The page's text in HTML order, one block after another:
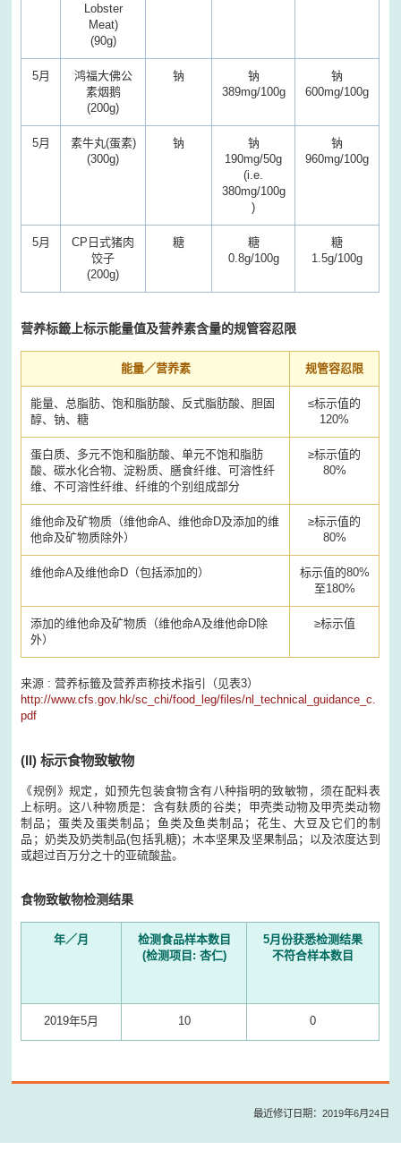
Lobster
Meat)
(90g)
5月
鸿福大佛公
素烟鹅
(200g)
钠
钠
389mg/100g
钠
600mg/100g
5月
素牛丸(蛋素)
(300g)
钠
钠
190mg/50g
(i.e.
380mg/100g
)
钠
960mg/100g
5月
CP日式猪肉
饺子
(200g)
糖
糖
0.8g/100g
糖
1.5g/100g
营养标籤上标示能量值及营养素含量的规管容忍限
能量／营养素 规管容忍限
能量、总脂肪、饱和脂肪酸、反式脂肪酸、胆固
醇、钠、糖
≤标示值的
120%
蛋白质、多元不饱和脂肪酸、单元不饱和脂肪
酸、碳水化合物、淀粉质、膳食纤维、可溶性纤
维、不可溶性纤维、纤维的个别组成部分
≥标示值的
80%
维他命及矿物质（维他命A、维他命D及添加的维
他命及矿物质除外）
≥标示值的
80%
维他命A及维他命D（包括添加的）
标示值的80%
至180%
添加的维他命及矿物质（维他命A及维他命D除
外）
≥标示值
来源 : 营养标籤及营养声称技术指引（见表3）
http://www.cfs.gov.hk/sc_chi/food_leg/files/nl_technical_guidance_c.
pdf
(II)标示食物致敏物
《规例》规定，如预先包装食物含有八种指明的致敏物，须在配料表
上标明。这八种物质是：含有麸质的谷类；甲壳类动物及甲壳类动物
制品；蛋类及蛋类制品；鱼类及鱼类制品；花生、大豆及它们的制
品；奶类及奶类制品(包括乳糖)；木本坚果及坚果制品；以及浓度达到
或超过百万分之十的亚硫酸盐。
食物致敏物检测结果
年／月
检测食品样本数目
(检测项目: 杏仁)
5月份获悉检测结果
不符合样本数目
2019年5月 10 0
最近修订日期：2019年6月24日